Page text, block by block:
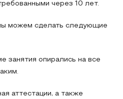
через 10 лет.
можем сделать следующие
занятия опирались на все
аттестации, а также